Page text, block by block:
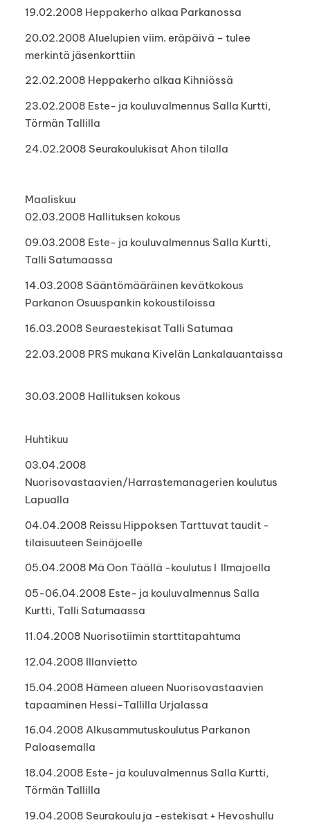
19.02.2008 Heppakerho alkaa Parkanossa
20.02.2008 Aluelupien viim. eräpäivä – tulee
merkintä jäsenkorttiin
22.02.2008 Heppakerho alkaa Kihniössä
23.02.2008 Este- ja kouluvalmennus Salla Kurtti,
Törmän Tallilla
24.02.2008 Seurakoulukisat Ahon tilalla
Maaliskuu
02.03.2008 Hallituksen kokous
09.03.2008 Este- ja kouluvalmennus Salla Kurtti,
Talli Satumaassa
14.03.2008 Sääntömääräinen kevätkokous
Parkanon Osuuspankin kokoustiloissa
16.03.2008 Seuraestekisat Talli Satumaa
22.03.2008 PRS mukana Kivelän Lankalauantaissa
30.03.2008 Hallituksen kokous
Huhtikuu
03.04.2008
Nuorisovastaavien/Harrastemanagerien koulutus
Lapualla
04.04.2008 Reissu Hippoksen Tarttuvat taudit -
tilaisuuteen Seinäjoelle
05.04.2008 Mä Oon Täällä -koulutus I Ilmajoella
05-06.04.2008 Este- ja kouluvalmennus Salla
Kurtti, Talli Satumaassa
11.04.2008 Nuorisotiimin starttitapahtuma
12.04.2008 Illanvietto
15.04.2008 Hämeen alueen Nuorisovastaavien
tapaaminen Hessi-Tallilla Urjalassa
16.04.2008 Alkusammutuskoulutus Parkanon
Paloasemalla
18.04.2008 Este- ja kouluvalmennus Salla Kurtti,
Törmän Tallilla
19.04.2008 Seurakoulu ja -estekisat + Hevoshullu